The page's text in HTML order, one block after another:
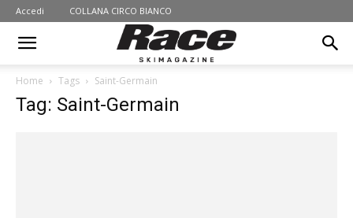
Accedi COLLANA CIRCO BIANCO
Home Tags Saint-Germain
Tag: Saint-Germain